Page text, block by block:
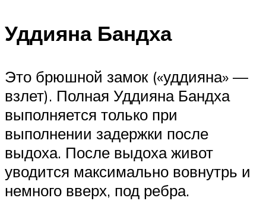
Уддияна Бандха
Это брюшной замок («уддияна» —
взлет). Полная Уддияна Бандха
выполняется только при
выполнении задержки после
выдоха. После выдоха живот
уводится максимально вовнутрь и
немного вверх, под ребра.